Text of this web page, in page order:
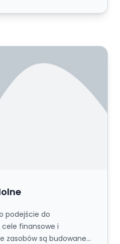
podejście do
finansowe i
zasobów są budowane